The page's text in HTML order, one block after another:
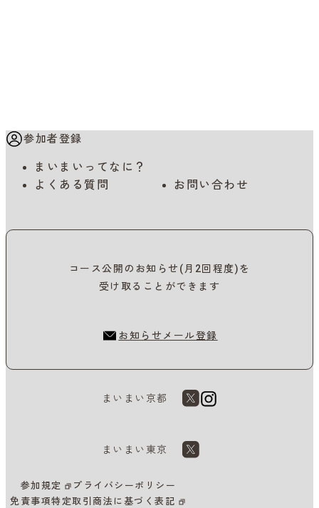
参加者登録
まいまいってなに？
よくある質問
お問い合わせ
コース公開のお知らせ(月2回程度)を
受け取ることができます
お知らせメール登録
まいまい京都
まいまい東京
参加規定
プライバシーポリシー
免責事項特定取引商法に基づく表記